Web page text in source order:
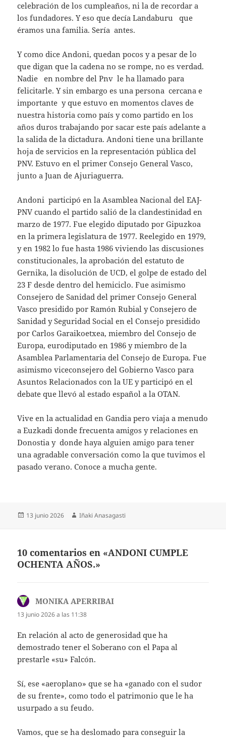
celebración de los cumpleaños, ni la de recordar a
los fundadores. Y eso que decía Landaburu que
éramos una familia. Sería antes.
Y como dice Andoni, quedan pocos y a pesar de lo
que digan que la cadena no se rompe, no es verdad.
Nadie en nombre del Pnv le ha llamado para
felicitarle. Y sin embargo es una persona cercana e
importante y que estuvo en momentos claves de
nuestra historia como país y como partido en los
años duros trabajando por sacar este país adelante a
la salida de la dictadura. Andoni tiene una brillante
hoja de servicios en la representación pública del
PNV. Estuvo en el primer Consejo General Vasco,
junto a Juan de Ajuriaguerra.
Andoni participó en la Asamblea Nacional del EAJ-
PNV cuando el partido salió de la clandestinidad en
marzo de 1977. Fue elegido diputado por Gipuzkoa
en la primera legislatura de 1977. Reelegido en 1979,
y en 1982 lo fue hasta 1986 viviendo las discusiones
constitucionales, la aprobación del estatuto de
Gernika, la disolución de UCD, el golpe de estado del
23 F desde dentro del hemiciclo. Fue asimismo
Consejero de Sanidad del primer Consejo General
Vasco presidido por Ramón Rubial y Consejero de
Sanidad y Seguridad Social en el Consejo presidido
por Carlos Garaikoetxea, miembro del Consejo de
Europa, eurodiputado en 1986 y miembro de la
Asamblea Parlamentaria del Consejo de Europa. Fue
asimismo viceconsejero del Gobierno Vasco para
Asuntos Relacionados con la UE y participó en el
debate que llevó al estado español a la OTAN.
Vive en la actualidad en Gandia pero viaja a menudo
a Euzkadi donde frecuenta amigos y relaciones en
Donostia y donde haya alguien amigo para tener
una agradable conversación como la que tuvimos el
pasado verano. Conoce a mucha gente.
Publicado
13 junio 2026 Autor
Iñaki Anasagasti
10 comentarios en «ANDONI CUMPLE
OCHENTA AÑOS.»
MONIKA APERRIBAI
13 junio 2026 a las 11:38
En relación al acto de generosidad que ha
demostrado tener el Soberano con el Papa al
prestarle «su» Falcón.
Sí, ese «aeroplano» que se ha «ganado con el sudor
de su frente», como todo el patrimonio que le ha
usurpado a su feudo.
Vamos, que se ha deslomado para conseguir la